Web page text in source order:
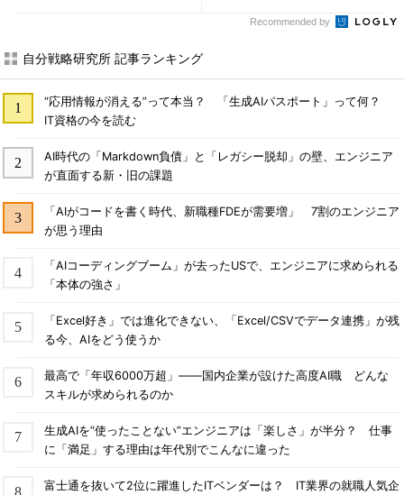
Recommended by
自分戦略研究所 記事ランキング
“応用情報が消える”って本当？ 「生成AIパスポート」って何？
IT資格の今を読む
AI時代の「Markdown負債」と「レガシー脱却」の壁、エンジニア
が直面する新・旧の課題
「AIがコードを書く時代、新職種FDEが需要増」 7割のエンジニア
が思う理由
「AIコーディングブーム」が去ったUSで、エンジニアに求められる
「本体の強さ」
「Excel好き」では進化できない、「Excel/CSVでデータ連携」が残
る今、AIをどう使うか
最高で「年収6000万超」――国内企業が設けた高度AI職 どんな
スキルが求められるのか
生成AIを“使ったことない”エンジニアは「楽しさ」が半分？ 仕事
に「満足」する理由は年代別でこんなに違った
富士通を抜いて2位に躍進したITベンダーは？ IT業界の就職人気企